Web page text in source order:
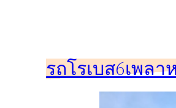
รถโรเบส6เพล